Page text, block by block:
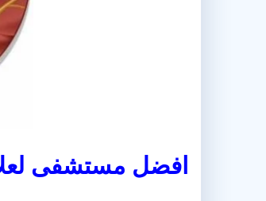
افضل مستشفى